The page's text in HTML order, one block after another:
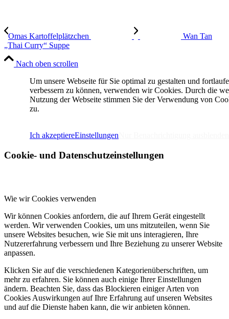
Omas Kartoffelplätzchen
Wan Tan
„Thai Curry“ Suppe
Nach oben scrollen
Um unsere Webseite für Sie optimal zu gestalten und
verbessern zu können, verwenden wir Cookies. Durch die
Nutzung der Webseite stimmen Sie der Verwendung von
zu.
Ich akzeptiereEinstellungen
Cookie- und Datenschutzeinstellungen
Wie wir Cookies verwenden
Wir können Cookies anfordern, die auf Ihrem Gerät eingestellt
werden. Wir verwenden Cookies, um uns mitzuteilen, wenn Sie
unsere Websites besuchen, wie Sie mit uns interagieren, Ihre
Nutzererfahrung verbessern und Ihre Beziehung zu unserer Website
anpassen.
Klicken Sie auf die verschiedenen Kategorienüberschriften, um
mehr zu erfahren. Sie können auch einige Ihrer Einstellungen
ändern. Beachten Sie, dass das Blockieren einiger Arten von
Cookies Auswirkungen auf Ihre Erfahrung auf unseren Websites
und auf die Dienste haben kann, die wir anbieten können.